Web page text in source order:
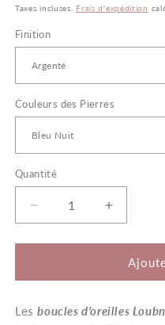
habituel
Taxes incluses. Frais d'expédition
Finition
Couleurs des Pierres
Quantité
Quantité
Réduire
la
quantité
Loubna
Boucles
la
quantité
Loubna
Boucles
Lesboucles d’oreilles